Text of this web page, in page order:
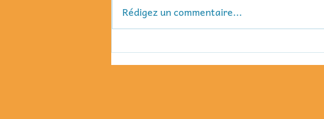
Des jeux en or ! Les
animations LudiK du mois
d'Emeraude.
Rédigez un commentaire...